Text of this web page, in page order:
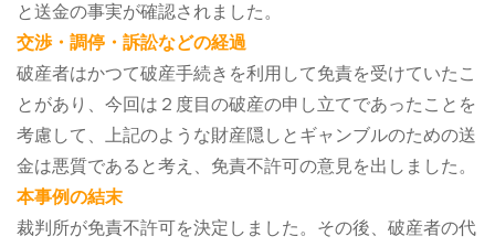
と送金の事実が確認されました。
交渉・調停・訴訟などの経過
破産者はかつて破産手続きを利用して免責を受けていたこ
とがあり、今回は２度目の破産の申し立てであったことを
考慮して、上記のような財産隠しとギャンブルのための送
金は悪質であると考え、免責不許可の意見を出しました。
本事例の結末
裁判所が免責不許可を決定しました。その後、破産者の代